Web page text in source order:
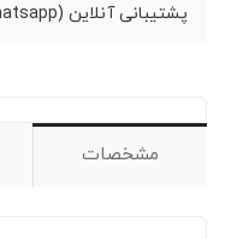
پشتیبانی آنلاین (whatsapp)
مشخصات